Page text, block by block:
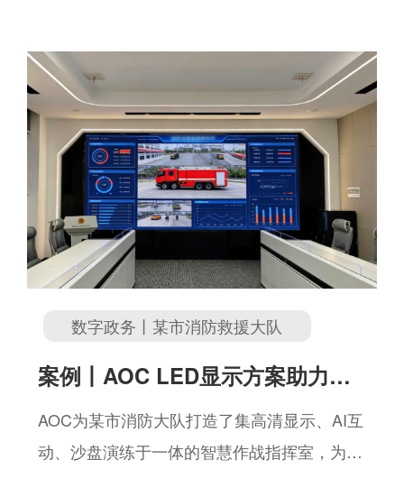
数字政务丨某市消防救援大队
案例丨AOC LED显示方案助力某
市消防救援大队智能化升级
AOC为某市消防大队打造了集高清显示、AI互
动、沙盘演练于一体的智慧作战指挥室，为消